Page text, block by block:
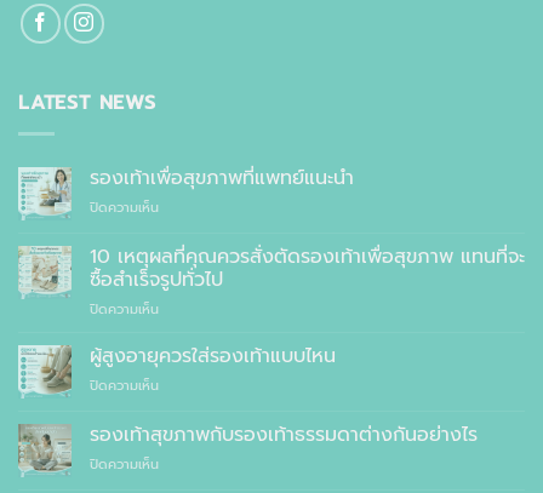
LATEST NEWS
รองเท้าเพื่อสุขภาพที่แพทย์แนะนำ
ปิดความเห็นบน
เพื่อ
สุขภาพ
ที่
แพทย์
10 เหตุผลที่คุณควรสั่งตัดรองเท้าเพื่อสุขภาพ แทนที่จะ
ซื้อสำเร็จรูปทั่วไป
ปิดความเห็นบน
เหตุผล
คุณ
สั่ง
ตัด
รองเท้า
ผู้สูงอายุควรใส่รองเท้าแบบไหน
ปิดความเห็นบน
สูง
อายุ
ควร
รองเท้าสุขภาพกับรองเท้าธรรมดาต่างกันอย่างไร
ปิดความเห็นบน